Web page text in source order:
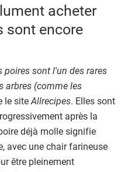
acheter
sont encore
poires sont l'un des rares
arbres (comme les
le siteAllrecipes. Elles sont
après la
déjà molle signifie
avec une chair farineuse
être pleinement